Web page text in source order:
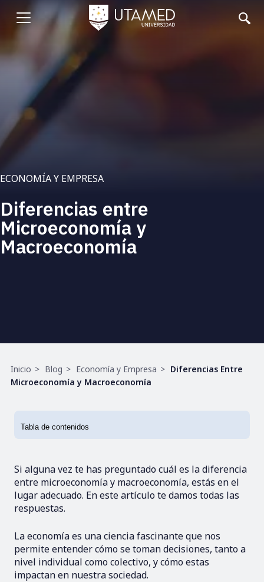
Abrir
ECONOMÍA Y EMPRESA
Diferencias entre
Microeconomía y
Macroeconomía
Ruta
de
Inicio Blog Economía y Empresa
Diferencias Entre
Microeconomía y Macroeconomía
Si alguna vez te has preguntado cuál es la diferencia
entre microeconomía y macroeconomía, estás en el
lugar adecuado. En este artículo te damos todas las
respuestas.
La economía es una ciencia fascinante que nos
permite entender cómo se toman decisiones, tanto a
nivel individual como colectivo, y cómo estas
impactan en nuestra sociedad.